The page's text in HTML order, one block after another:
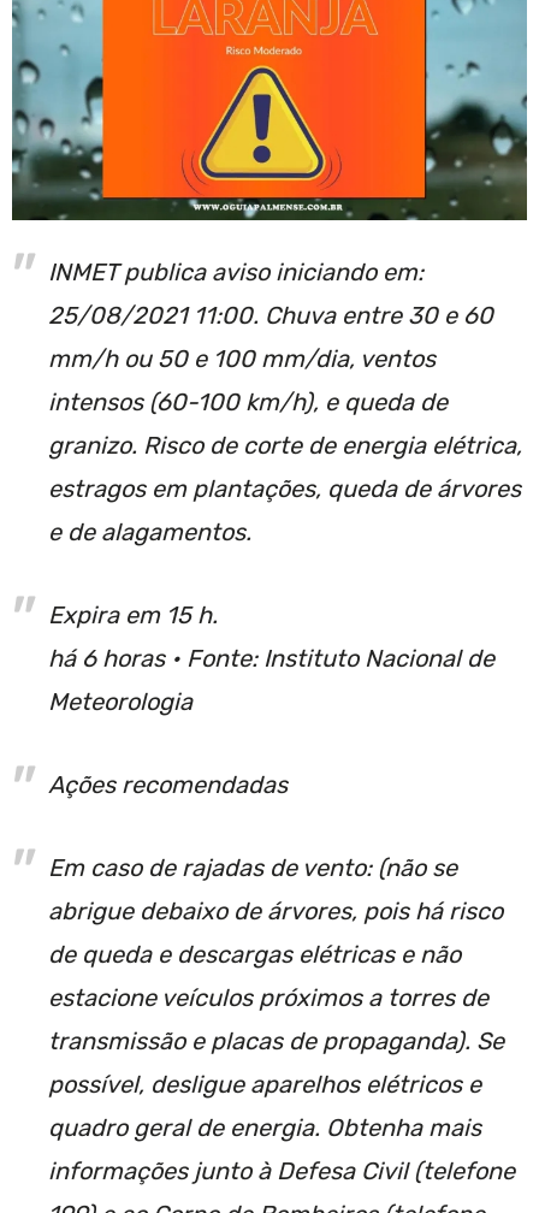
INMET publica aviso iniciando em:
25/08/2021 11:00. Chuva entre 30 e 60
mm/h ou 50 e 100 mm/dia, ventos
intensos (60-100 km/h), e queda de
granizo. Risco de corte de energia elétrica,
estragos em plantações, queda de árvores
e de alagamentos.
Expira em 15 h.
há 6 horas • Fonte: Instituto Nacional de
Meteorologia
Ações recomendadas
Em caso de rajadas de vento: (não se
abrigue debaixo de árvores, pois há risco
de queda e descargas elétricas e não
estacione veículos próximos a torres de
transmissão e placas de propaganda). Se
possível, desligue aparelhos elétricos e
quadro geral de energia. Obtenha mais
informações junto à Defesa Civil (telefone